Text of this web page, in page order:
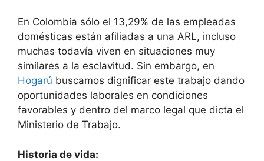
En Colombia sólo el 13,29% de las empleadas
domésticas están afiliadas a una ARL, incluso
muchas todavía viven en situaciones muy
similares a la esclavitud. Sin embargo, en
Hogarú buscamos dignificar este trabajo dando
oportunidades laborales en condiciones
favorables y dentro del marco legal que dicta el
Ministerio de Trabajo.
Historia de vida: